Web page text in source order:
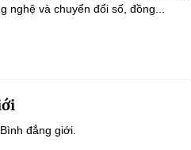
nghệ và chuyển đổi số, đồng...
đẳng giới.